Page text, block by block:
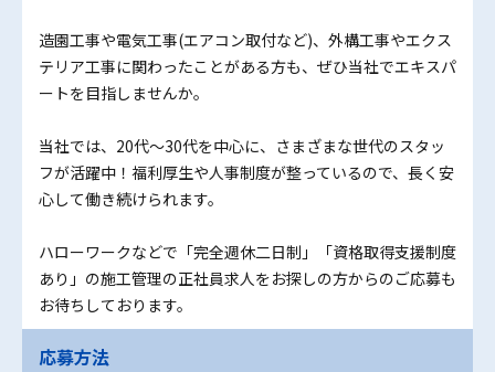
造園工事や電気工事(エアコン取付など)、外構工事やエクス
テリア工事に関わったことがある方も、ぜひ当社でエキスパ
ートを目指しませんか。
当社では、20代～30代を中心に、さまざまな世代のスタッ
フが活躍中！福利厚生や人事制度が整っているので、長く安
心して働き続けられます。
ハローワークなどで「完全週休二日制」「資格取得支援制度
あり」の施工管理の正社員求人をお探しの方からのご応募も
お待ちしております。
応募方法